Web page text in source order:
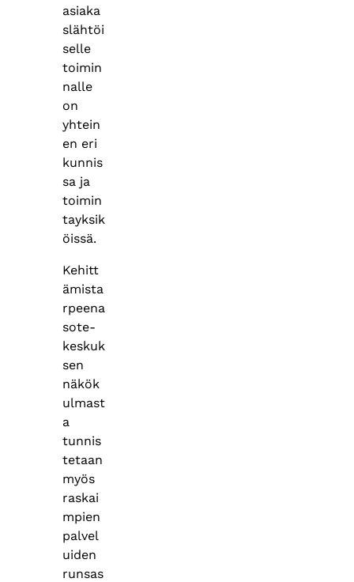
asiaka
slähtöi
selle
toimin
nalle
on
yhtein
en eri
kunnis
sa ja
toimin
tayksik
öissä.
Kehitt
ämista
rpeena
sote-
keskuk
sen
näkök
ulmast
a
tunnis
tetaan
myös
raskai
mpien
palvel
uiden
runsas